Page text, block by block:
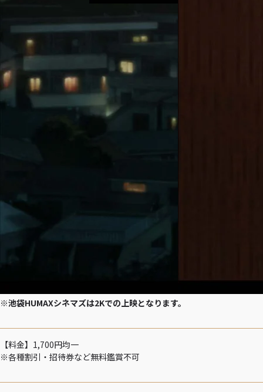
※池袋HUMAXシネマズは2Kでの上映となります。
【料金】1,700円均一
※各種割引・招待券など無料鑑賞不可